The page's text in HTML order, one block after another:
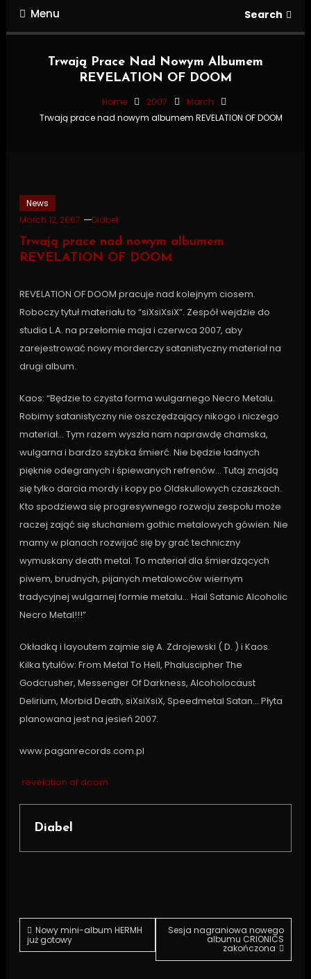
Menu Search
Trwają Prace Nad Nowym Albumem
REVELATION OF DOOM
Home 2007
March
Trwają prace nad nowym albumem REVELATION OF DOOM
News
March 12, 2007
Diabel
Trwają prace nad nowym albumem
REVELATION OF DOOM
REVELATION OF DOOM pracuje nad kolejnym ciosem.
Roboczy tytuł materiału to “siXsiXsiX”. Zespół wejdzie do
studia L.A. na przełomie maja i czerwca 2007, aby
zarejestrować nowy morderczy satanistyczny materiał na
drugi album.
Kaos: “Będzie to czysta forma wulgarnego Necro Metalu.
Robimy satanistyczny nie oszczędzający nikogo i niczego
materiał… Tym razem wyszła nam naprawdę chamska,
wulgarna i bardzo szybka śmierć. Nie będzie ładnych
pięknie odegranych i śpiewanych refrenów… Tutaj znajdą
się tylko darcia mordy i kopy po Oldskullowych czaszkach.
Kto spodziewa się progresywnego rozwoju zespołu może
raczej zająć się słuchaniem gothic metalowych gówien. Nie
mamy w planach rozwijać się by grać techniczny
wymuskany death metal. To materiał dla śmierdzących
piwem, brudnych, pijanych metalowców wiernym
tradycyjnej wulgarnej formie metalu… Hail Satanic Alcoholic
Necro Metal!!!”
Okładką i layoutem zajmie się A. Zdrojewski ( D. ) i Kaos.
Kilka tytułów: From Metal To Hell, Phaluscipher The
Godcrusher, Messenger Of Darkness, Alcoholocaust
Delirium, Morbid Death, siXsiXsiX, Speedmetal Satan… Płyta
planowana jest na jesień 2007.
www.paganrecords.com.pl
revelation of doom
Diabel
Post
Nowy mini-album HERMH
już gotowy
Sesja nagraniowa nowego
albumu CRIONICS
zakończona